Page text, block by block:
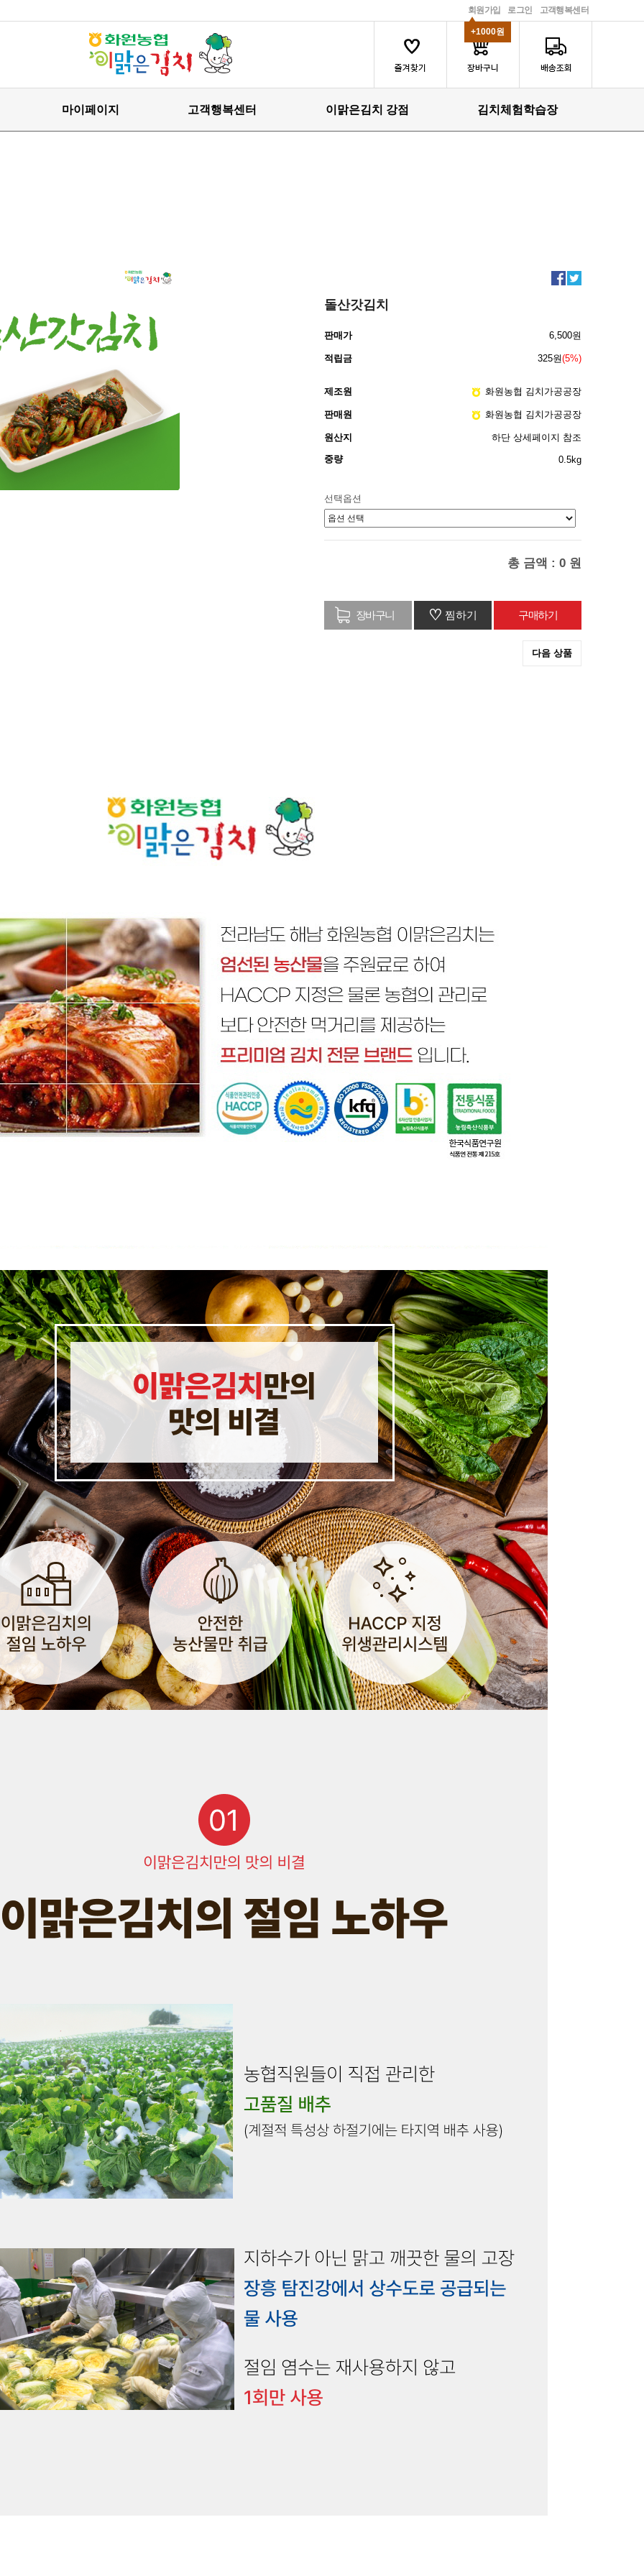
고객행복센터
로그인
회원가입
+1000원
마이페이지 고객행복센터 이맑은김치 강점 김치체험학습장
돌산갓김치
판매가 6,500원
적립금 325원(5%)
제조원 화원농협 김치가공공장
판매원 화원농협 김치가공공장
원산지
하단 상세페이지 참조
중량
0.5kg
선택옵션
총 금액 : 0 원
♡ 찜하기
다음 상품